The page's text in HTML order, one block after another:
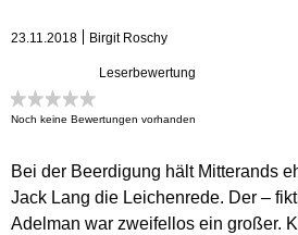
23.11.2018 Birgit Roschy
Leserbewertung
Noch keine Bewertungen vorhanden
Bei der Beerdigung hält Mitterands
Jack Lang die Leichenrede. Der –
Adelman war zweifellos ein großer.